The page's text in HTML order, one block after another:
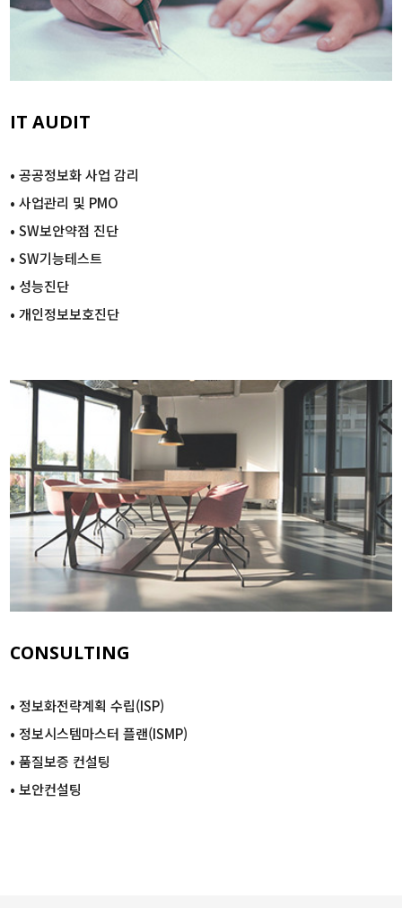
IT AUDIT
• 공공정보화 사업 감리
• 사업관리 및 PMO
• SW보안약점 진단
• SW기능테스트
• 성능진단
• 개인정보보호진단
CONSULTING
• 정보화전략계획 수립(ISP)
• 정보시스템마스터 플랜(ISMP)
• 품질보증 컨설팅
• 보안컨설팅